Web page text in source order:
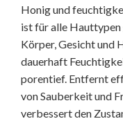
Honig und
ist für alle Hauttypen
Körper, Gesicht und
dauerhaft
porentief. Entfernt
von Sauberkeit und
verbessert den